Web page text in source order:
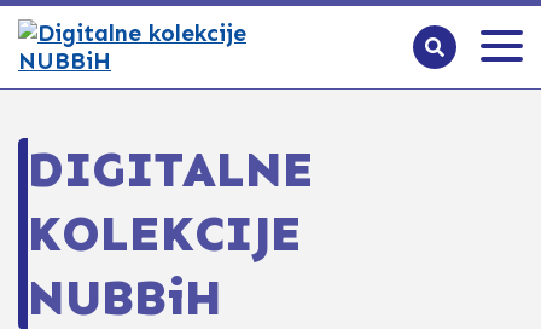
DIGITALNE
KOLEKCIJE
NUBBiH